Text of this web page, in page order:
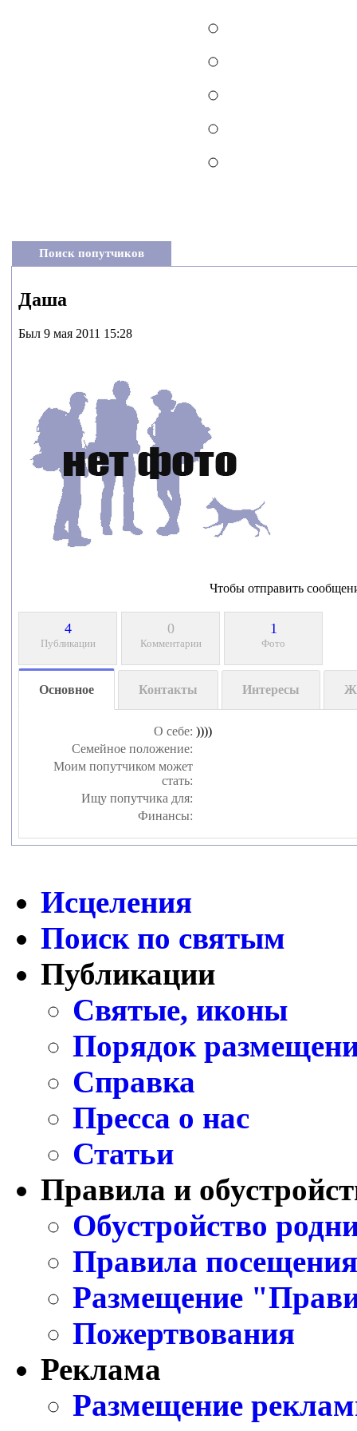
Поиск попутчиков
Даша
Был 9 мая 2011 15:28
Чтобы отправить
4
Публикации
0
Комментарии
1
Фото
Основное Контакты Интересы
О себе: ))))
Семейное положение:
Моим попутчиком может
стать:
Ищу попутчика для:
Финансы:
Исцеления
Поиск по святым
Публикации
Святые, иконы
Порядок
Справка
Пресса о нас
Статьи
Правила и
Обустройство
Правила
Размещение
Пожертвования
Реклама
Размещение